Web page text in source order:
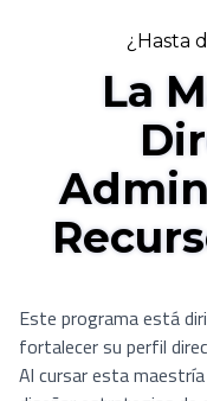
¿Hasta
La
Este programa está
fortalecer su perfil
Al cursar esta